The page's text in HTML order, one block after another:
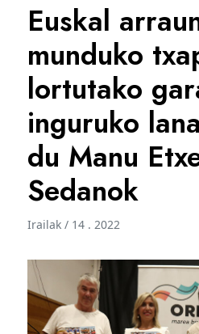
Euskal
munduko
lortutako
inguruko
du Manu
Sedanok
Irailak / 14 . 2022